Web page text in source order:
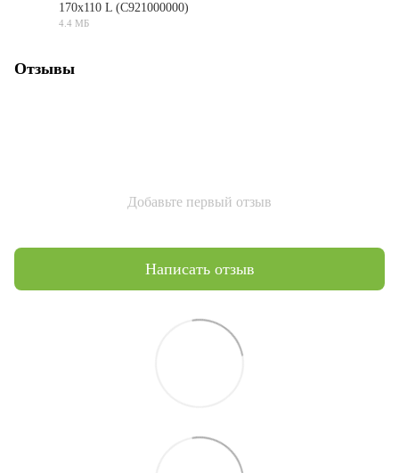
170x110 L (C921000000)
4.4 МБ
Отзывы
Добавьте первый отзыв
Написать отзыв